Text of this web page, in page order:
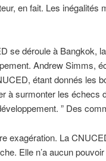
en fait. Les inégalités
se déroule à Bangkok,
Andrew Simms,
étant donnés les
à surmonter les échecs
” Des
exagération. La
Elle n’a aucun